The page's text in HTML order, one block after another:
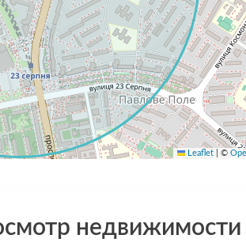
Leaflet ©
недвижимости